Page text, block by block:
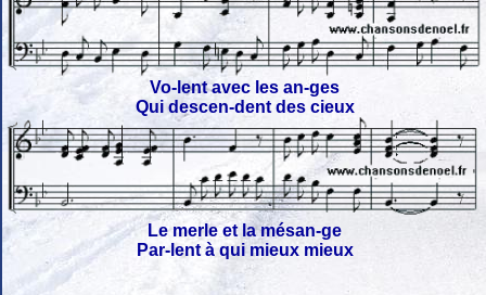
Vo-lent avec les an-ges
Qui descen-dent des cieux
Le merle et la mésan-ge
Par-lent à qui mieux mieux